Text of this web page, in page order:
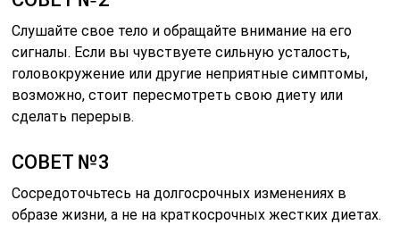
Слушайте свое тело и обращайте внимание на его
сигналы. Если вы чувствуете сильную усталость,
головокружение или другие неприятные симптомы,
возможно, стоит пересмотреть свою диету или
сделать перерыв.
СОВЕТ №3
Сосредоточьтесь на долгосрочных изменениях в
образе жизни, а не на краткосрочных жестких диетах.